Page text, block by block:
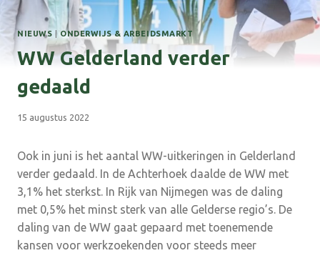
NIEUWS ONDERWIJS & ARBEIDSMARKT
WW Gelderland verder
gedaald
15 augustus 2022
Ook in juni is het aantal WW-uitkeringen in Gelderland
verder gedaald. In de Achterhoek daalde de WW met
3,1% het sterkst. In Rijk van Nijmegen was de daling
met 0,5% het minst sterk van alle Gelderse regio’s. De
daling van de WW gaat gepaard met toenemende
kansen voor werkzoekenden voor steeds meer